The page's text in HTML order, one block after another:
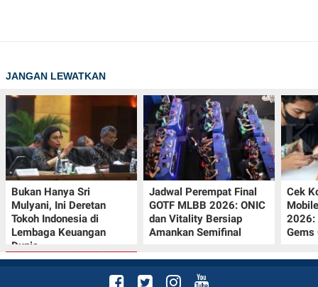
JANGAN LEWATKAN
Bukan Hanya Sri
Mulyani, Ini Deretan
Tokoh Indonesia di
Lembaga Keuangan
Dunia
Jadwal Perempat Final
GOTF MLBB 2026: ONIC
dan Vitality Bersiap
Amankan Semifinal
Cek
2026:
Gems